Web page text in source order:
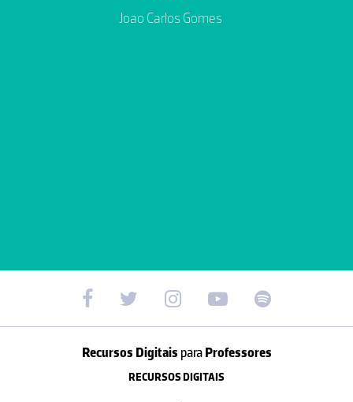
Joao Carlos Gomes
Recursos Digitais paraProfessores
RECURSOS DIGITAIS